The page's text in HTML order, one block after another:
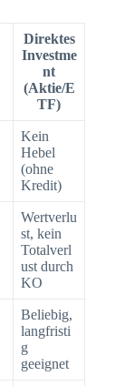
Direktes
Investme
nt
(Aktie/E
TF)
Kein
Hebel
(ohne
Kredit)
Wertverlu
st, kein
Totalverl
ust durch
KO
Beliebig,
langfristi
g
geeignet